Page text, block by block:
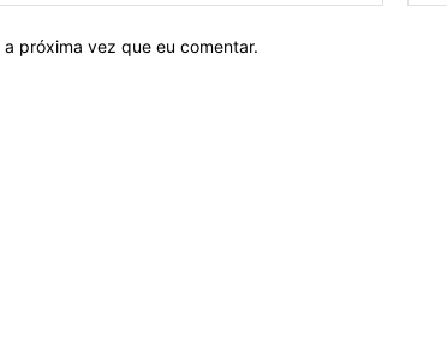
próxima vez que eu comentar.